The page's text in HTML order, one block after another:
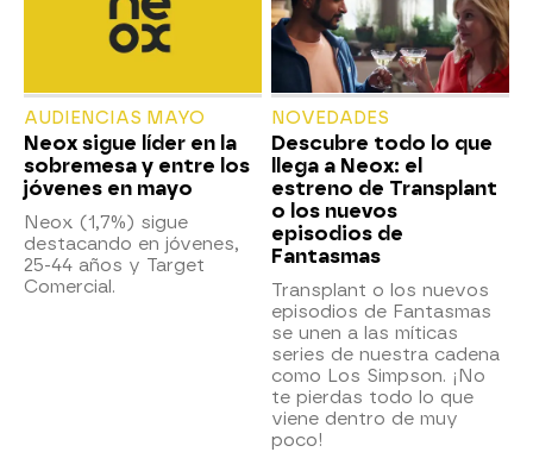
AUDIENCIAS MAYO
Neox sigue líder en la
sobremesa y entre los
jóvenes en mayo
Neox (1,7%) sigue
destacando en jóvenes,
25-44 años y Target
Comercial.
NOVEDADES
Descubre todo lo que
llega a Neox: el
estreno de Transplant
o los nuevos
episodios de
Fantasmas
Transplant o los nuevos
episodios de Fantasmas
se unen a las míticas
series de nuestra cadena
como Los Simpson. ¡No
te pierdas todo lo que
viene dentro de muy
poco!